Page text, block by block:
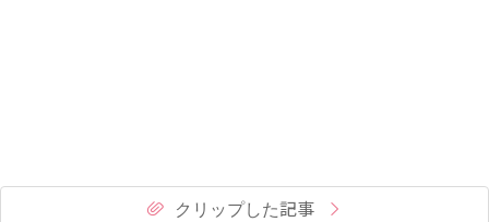
クリップした記事